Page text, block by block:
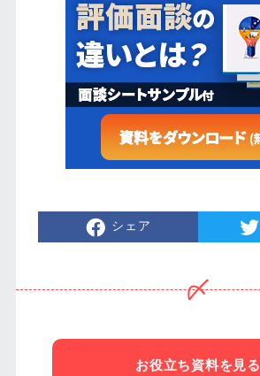
シェア
お役立ち資料を見る